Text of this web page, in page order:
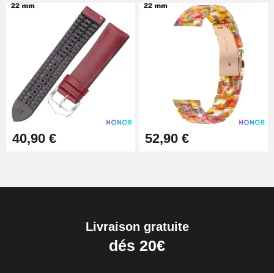
40,90 € 52,90 €
Livraison gratuite
dés 20€